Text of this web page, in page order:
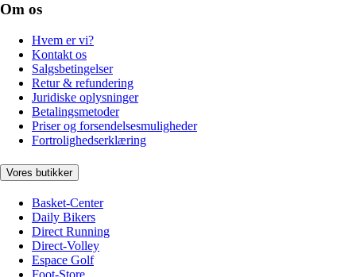
Om os
Hvem er vi?
Kontakt os
Salgsbetingelser
Retur & refundering
Juridiske oplysninger
Betalingsmetoder
Priser og forsendelsesmuligheder
Fortrolighedserklæring
Vores butikker
Basket-Center
Daily Bikers
Direct Running
Direct-Volley
Espace Golf
Foot-Store